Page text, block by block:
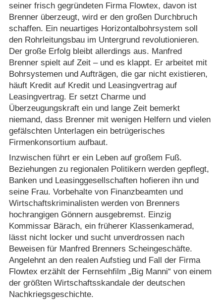
seiner frisch gegründeten Firma Flowtex, davon ist
Brenner überzeugt, wird er den großen Durchbruch
schaffen. Ein neuartiges Horizontalbohrsystem soll
den Rohrleitungsbau im Untergrund revolutionieren.
Der große Erfolg bleibt allerdings aus. Manfred
Brenner spielt auf Zeit – und es klappt. Er arbeitet mit
Bohrsystemen und Aufträgen, die gar nicht existieren,
häuft Kredit auf Kredit und Leasingvertrag auf
Leasingvertrag. Er setzt Charme und
Überzeugungskraft ein und lange Zeit bemerkt
niemand, dass Brenner mit wenigen Helfern und vielen
gefälschten Unterlagen ein betrügerisches
Firmenkonsortium aufbaut.
Inzwischen führt er ein Leben auf großem Fuß.
Beziehungen zu regionalen Politikern werden gepflegt,
Banken und Leasinggesellschaften hofieren ihn und
seine Frau. Vorbehalte von Finanzbeamten und
Wirtschaftskriminalisten werden von Brenners
hochrangigen Gönnern ausgebremst. Einzig
Kommissar Bärach, ein früherer Klassenkamerad,
lässt nicht locker und sucht unverdrossen nach
Beweisen für Manfred Brenners Scheingeschäfte.
Angelehnt an den realen Aufstieg und Fall der Firma
Flowtex erzählt der Fernsehfilm „Big Manni“ von einem
der größten Wirtschaftsskandale der deutschen
Nachkriegsgeschichte.